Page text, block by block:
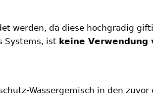
werden, da diese hochgradig
Systems, ist keine Verwendung
Wassergemisch in den